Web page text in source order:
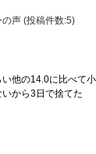
声 (投稿件数:5)
他の14.0に比べて
から3日で捨てた